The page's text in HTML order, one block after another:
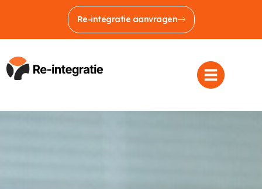
Re-integratie aanvragen